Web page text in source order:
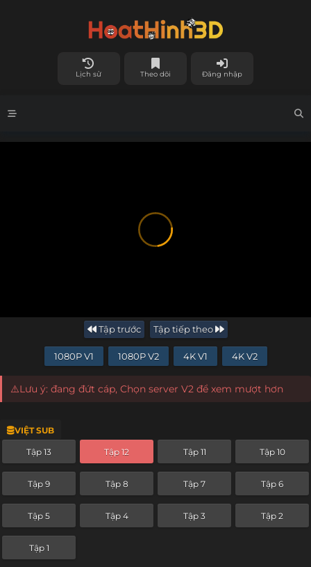
Lịch sử Theo dõi Đăng nhập
Tập trước Tập tiếp theo
1080P V1 1080P V2 4K V1 4K V2
⚠️Lưu ý: đang đứt cáp, Chọn server V2 để xem mượt hơn
VIỆT SUB
Tập 13 Tập 12 Tập 11 Tập 10
Tập 9 Tập 8 Tập 7 Tập 6
Tập 5 Tập 4 Tập 3 Tập 2
Tập 1